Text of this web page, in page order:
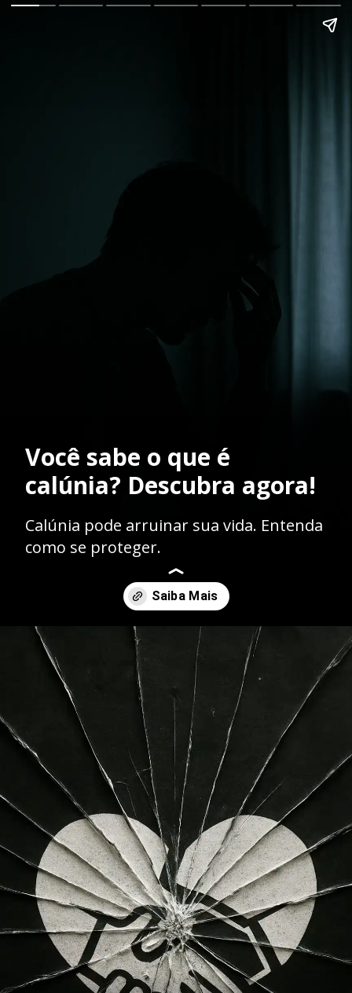
Você sabe o que é
calúnia? Descubra agora!
Calúnia pode arruinar sua vida. Entenda
como se proteger.
Opening https://ademilsoncs.adv.br/